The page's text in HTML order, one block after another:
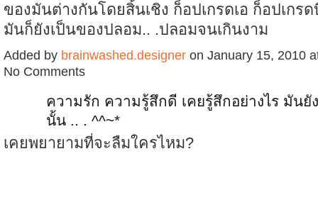
ของมันต่างกันโดยสิ้นเชิง ก็อปเกรดเอ ก็อปเกร
มันก็ยังเป็นของปลอม.. .ปลอมจนเกินงาม
Added by brainwashed.designer on January 15, 2010
No Comments
ความรัก ความรู้สึกดี เคยรู้สึกอย่างไร มันยั
นั้น .. . ^^~*
เคยพยายามที่จะลืมใครไหม?